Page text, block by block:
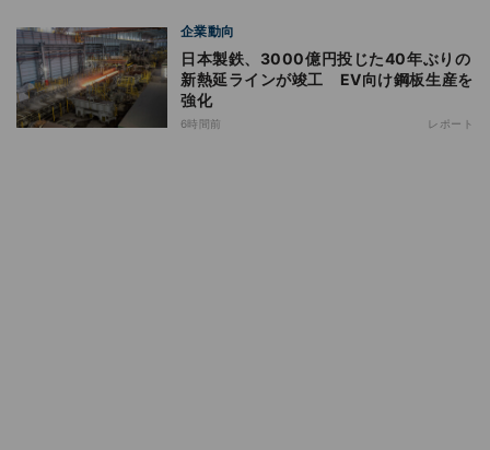
企業動向
日本製鉄、3000億円投じた40年ぶりの
新熱延ラインが竣工 EV向け鋼板生産を
強化
6時間前 レポート